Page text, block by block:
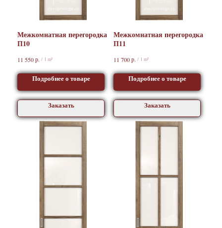
Межкомнатная перегородка
П10
11 550р. / 1 m²
Подробнее о товаре
Заказать
Межкомнатная перегородка
П11
11 700р. / 1 m²
Подробнее о товаре
Заказать